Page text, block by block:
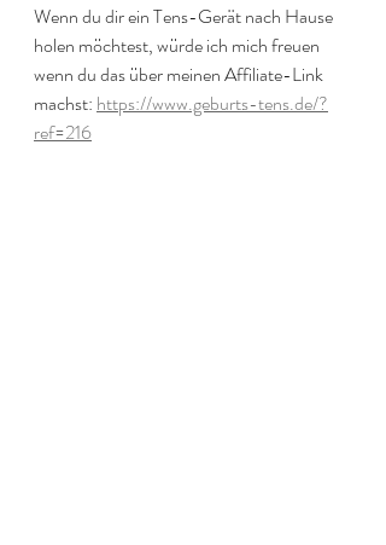
Wenn du dir ein Tens-Gerät nach Hause
holen möchtest, würde ich mich freuen
wenn du das über meinen Affiliate-Link
machst: https://www.geburts-tens.de/?
ref=216